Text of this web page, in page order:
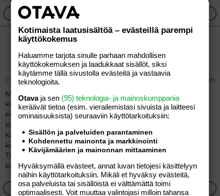
Ilmoita asiaton viesti
Ipsu
Vieras
03.07.2004 #5
Meidän lapsukainen on ollut vankasti valvojatyyppiä
koko pienen elämänsä. Joten on turha haaveilla siitä,
että vauva nukkuisi ja saisit tehtyä sillä aikaa jotakin. Itse
löysin loistavaksi avuksi kantoliinan. Solmi baby piukasti
kantoliinaan, ja ala hommiin. Siellähän pikku apulaisesi
keikkuu ja saat kädet vapaaksi, ja pystyt tekemään.
Tiesitkö muuten, että kantoliinassa oleminen myös
kehittää pienokaisesi liikunnallisia valmiuksia!
Ilmoita asiaton viesti
Kotimaista laatusisältöä – evästeillä parempi
käyttökokemus
Haluamme tarjota sinulle parhaan mahdollisen
käyttökokemuksen ja laadukkaat sisällöt, siksi
käytämme tällä sivustolla evästeitä ja vastaavia
teknologioita.
Otavaja sen (95) teknologia- ja mainoskumppania
keräävät tietoa (esim. vierailemis­tasi sivuista ja laitteesi
ominaisuuk­sista) seuraaviin käyttötarkoituksiin:
Sisällön ja palveluiden parantaminen
Kohdennettu mainonta ja markkinointi
Kävijämäärien ja mainonnan mittaaminen
Hyväksymällä evästeet, annat luvan tietojesi käsittelyyn
näihin käyttötarkoituksiin. Mikäli et hyväksy evästeitä,
osa palveluista tai sisällöistä ei välttämättä toimi
optimaalisesti. Voit muuttaa valintojasi milloin tahansa